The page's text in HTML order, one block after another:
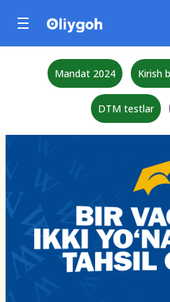
Mandat 2024 Kirish
DTM testlar